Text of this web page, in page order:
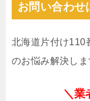
お問い合わせ
北海道片付け110
のお悩み解決しま
＼業